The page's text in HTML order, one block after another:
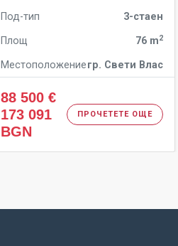
Под-тип
3-стаен
Площ
76 m2
Местоположениегр. Свети Влас
88 500 €
173 091
BGN
ПРОЧЕТЕТЕ ОЩЕ